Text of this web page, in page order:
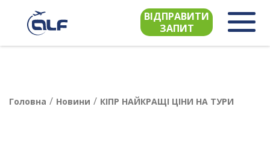
ВІДПРАВИТИ
ЗАПИТ
Головна / Новини / КІПР НАЙКРАЩІ ЦІНИ НА ТУРИ